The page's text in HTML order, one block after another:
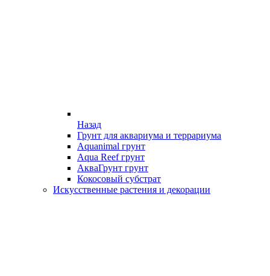
Назад
Грунт для аквариума и террариума
Aquanimal грунт
Aqua Reef грунт
АкваГрунт грунт
Кокосовый субстрат
Искусственные растения и декорации